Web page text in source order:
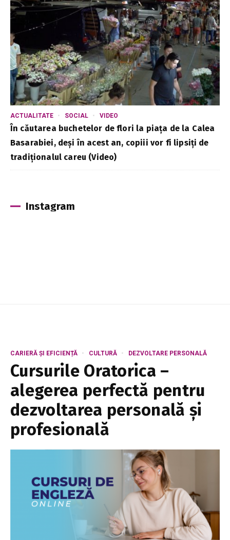
ACTUALITATE SOCIAL VIDEO
În căutarea buchetelor de flori la piața de la Calea
Basarabiei, deși în acest an, copiii vor fi lipsiți de
tradiționalul careu (Video)
Instagram
CARIERĂ ȘI EFICIENȚĂ CULTURĂ DEZVOLTARE PERSONALĂ
Cursurile Oratorica –
alegerea perfectă pentru
dezvoltarea personală și
profesională